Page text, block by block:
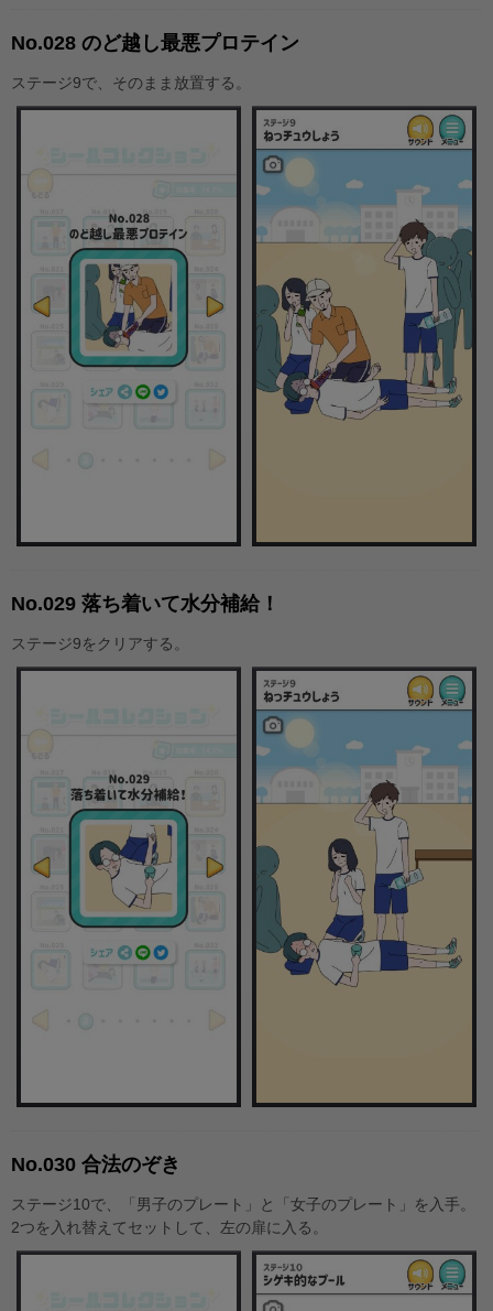
No.028 のど越し最悪プロテイン
ステージ9で、そのまま放置する。
No.029 落ち着いて水分補給！
ステージ9をクリアする。
No.030 合法のぞき
ステージ10で、「男子のプレート」と「女子のプレート」を入手。
2つを入れ替えてセットして、左の扉に入る。